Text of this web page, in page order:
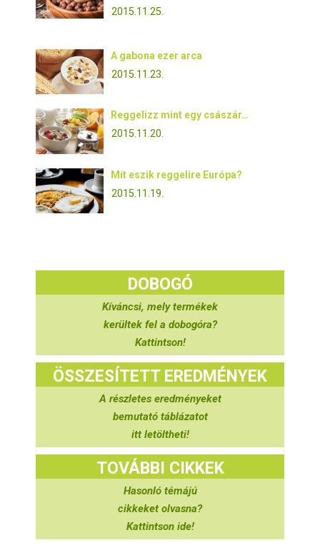
2015.11.25.
A gabona ezer arca
2015.11.23.
Reggelizz mint egy császár…
2015.11.20.
Mit eszik reggelire Európa?
2015.11.19.
DOBOGÓ
Kíváncsi, mely termékek
kerültek fel a dobogóra?
Kattintson!
ÖSSZESÍTETT EREDMÉNYEK
A részletes eredményeket
bemutató táblázatot
itt letöltheti!
TOVÁBBI CIKKEK
Hasonló témájú
cikkeket olvasna?
Kattintson ide!